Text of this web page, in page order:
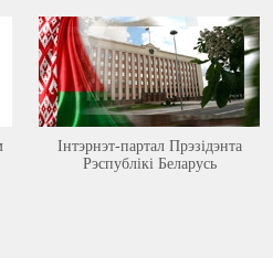
Інтэрнэт-партал Прэзідэнта
Рэспублікі Беларусь